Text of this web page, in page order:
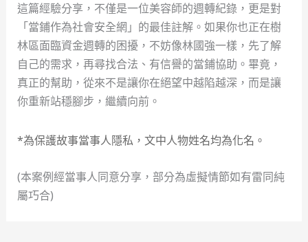
這篇經驗分享，不僅是一位美容師的週轉紀錄，更是對
「當鋪作為社會安全網」的最佳註解。如果你也正在樹
林區面臨資金週轉的困擾，不妨像林國強一樣，先了解
自己的需求，再尋找合法、有信譽的當鋪協助。畢竟，
真正的幫助，從來不是讓你在絕望中越陷越深，而是讓
你重新站穩腳步，繼續向前。
*為保護故事當事人隱私，文中人物姓名均為化名。
(本案例經當事人同意分享，部分為虛擬情節如有雷同純
屬巧合)